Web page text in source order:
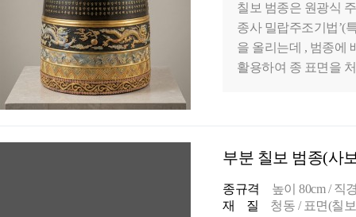
칠보 범종은 원광식
종사 밀랍주조기법’(
을 올리는데 , 범종에
활용하여 종 표면을
부분 칠보 범종(사
종규격
높이 80cm / 직
재 질
청동 / 표면(칠